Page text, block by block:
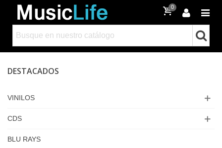
0
DESTACADOS
VINILOS
CDS
BLU RAYS